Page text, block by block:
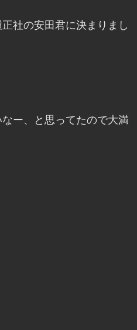
社の安田君に決まりまし
ー、と思ってたので大満